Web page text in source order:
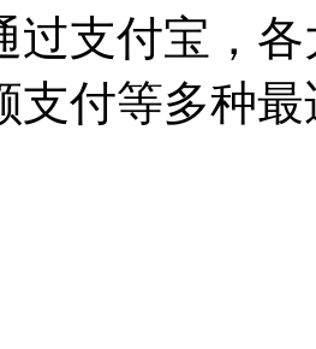
过支付宝，
支付等多种